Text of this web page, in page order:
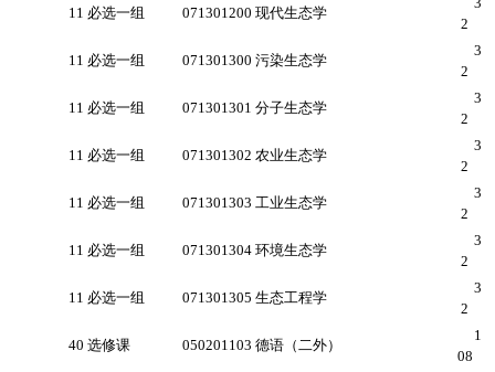
11 必选一组 071301200 现代生态学
2
11 必选一组 071301300 污染生态学
3
2
11 必选一组 071301301 分子生态学
3
2
11 必选一组 071301302 农业生态学
3
2
11 必选一组 071301303 工业生态学
3
2
11 必选一组 071301304 环境生态学
3
2
11 必选一组 071301305 生态工程学
3
2
40 选修课 050201103 德语（二外）
1
08